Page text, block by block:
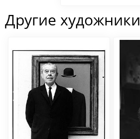
Другие художники